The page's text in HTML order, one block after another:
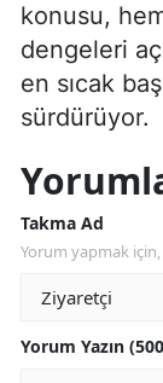
konusu,
dengeleri
en sıcak
sürdürüyor.
Takma Ad
Yorum yapmak
Yorum Yazın